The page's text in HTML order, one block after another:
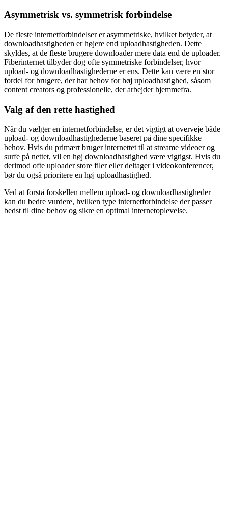
Asymmetrisk vs. symmetrisk forbindelse
De fleste internetforbindelser er asymmetriske, hvilket betyder, at
downloadhastigheden er højere end uploadhastigheden. Dette
skyldes, at de fleste brugere downloader mere data end de uploader.
Fiberinternet tilbyder dog ofte symmetriske forbindelser, hvor
upload- og downloadhastighederne er ens. Dette kan være en stor
fordel for brugere, der har behov for høj uploadhastighed, såsom
content creators og professionelle, der arbejder hjemmefra.
Valg af den rette hastighed
Når du vælger en internetforbindelse, er det vigtigt at overveje både
upload- og downloadhastighederne baseret på dine specifikke
behov. Hvis du primært bruger internettet til at streame videoer og
surfe på nettet, vil en høj downloadhastighed være vigtigst. Hvis du
derimod ofte uploader store filer eller deltager i videokonferencer,
bør du også prioritere en høj uploadhastighed.
Ved at forstå forskellen mellem upload- og downloadhastigheder
kan du bedre vurdere, hvilken type internetforbindelse der passer
bedst til dine behov og sikre en optimal internetoplevelse.